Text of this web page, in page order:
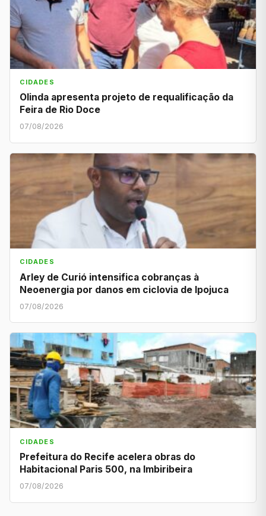
CIDADES
Olinda apresenta projeto de requalificação da
Feira de Rio Doce
07/08/2026
CIDADES
Arley de Curió intensifica cobranças à
Neoenergia por danos em ciclovia de Ipojuca
07/08/2026
CIDADES
Prefeitura do Recife acelera obras do
Habitacional Paris 500, na Imbiribeira
07/08/2026